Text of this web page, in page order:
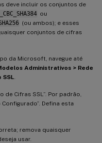
deve incluir os conjuntos de
ou
(ou ambos); e esses
conjuntos de cifras
da Microsoft, navegue até
Administrativos > Rede
SSL.
de Cifras SSL”. Por padrão,
Defina esta
remova quaisquer
usar.